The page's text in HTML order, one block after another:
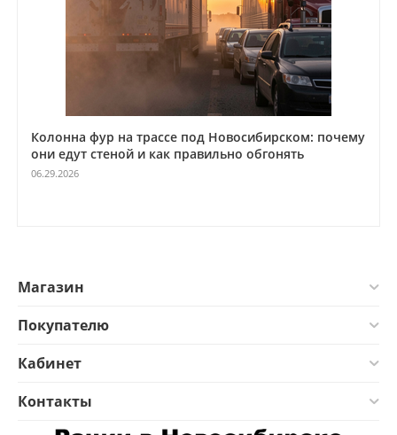
Колонна фур на трассе под Новосибирском: почему
они едут стеной и как правильно обгонять
06.29.2026
Магазин
Покупателю
Кабинет
Контакты